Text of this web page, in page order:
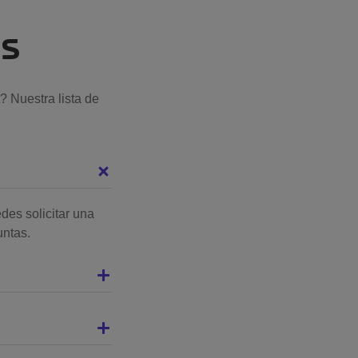
Nuestra lista de
solicitar una